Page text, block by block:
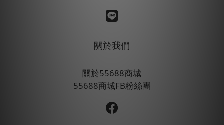
關於我們
關於55688商城
55688商城FB粉絲團